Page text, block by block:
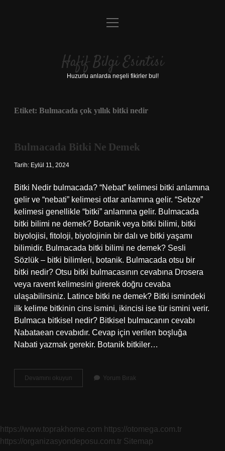
Anasayfa
Yasal Uyarı
menüyü
Hafif Bilgi Esintisi
Huzurlu anlarda neşeli fikirler bul!
Etiket: Bulmacada çok yıllık bitki nedir
Bulmacada Bitki Ne Demek
Tarih: Eylül 11, 2024
Bitki Nedir bulmacada? “Nebat” kelimesi bitki anlamına
gelir ve “nebati” kelimesi otlar anlamına gelir. “Sebze”
kelimesi genellikle “bitki” anlamına gelir. Bulmacada
bitki bilimi ne demek? Botanik veya bitki bilimi, bitki
biyolojisi, fitoloji, biyolojinin bir dalı ve bitki yaşamı
bilimidir. Bulmacada bitki bilimi ne demek? Sesli
Sözlük – bitki bilimleri, botanik. Bulmacada otsu bir
bitki nedir? Otsu bitki bulmacasının cevabına Drosera
veya ravent kelimesini girerek doğru cevaba
ulaşabilirsiniz. Latince bitki ne demek? Bitki ismindeki
ilk kelime bitkinin cins ismini, ikincisi ise tür ismini verir.
Bulmaca bitkisel nedir? Bitkisel bulmacanın cevabı
Nabataean cevabıdır. Cevap için verilen boşluğa
Nabati yazmak gerekir. Botanik bitkiler…
Devamını okuyun Bulmacada
Bitki
Yorum Bırak
https://www.toprakhome.com https://otomega.com.tr
https://organizasyondeposu.com.tr Sitemap